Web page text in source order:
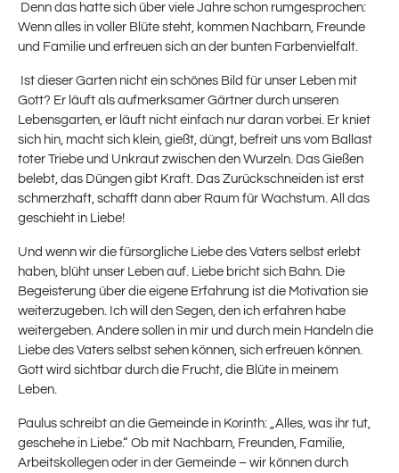
Denn das hatte sich über viele Jahre schon rumgesprochen:
Wenn alles in voller Blüte steht, kommen Nachbarn, Freunde
und Familie und erfreuen sich an der bunten Farbenvielfalt.
Ist dieser Garten nicht ein schönes Bild für unser Leben mit
Gott? Er läuft als aufmerksamer Gärtner durch unseren
Lebensgarten, er läuft nicht einfach nur daran vorbei. Er kniet
sich hin, macht sich klein, gießt, düngt, befreit uns vom Ballast
toter Triebe und Unkraut zwischen den Wurzeln. Das Gießen
belebt, das Düngen gibt Kraft. Das Zurückschneiden ist erst
schmerzhaft, schafft dann aber Raum für Wachstum. All das
geschieht in Liebe!
Und wenn wir die fürsorgliche Liebe des Vaters selbst erlebt
haben, blüht unser Leben auf. Liebe bricht sich Bahn. Die
Begeisterung über die eigene Erfahrung ist die Motivation sie
weiterzugeben. Ich will den Segen, den ich erfahren habe
weitergeben. Andere sollen in mir und durch mein Handeln die
Liebe des Vaters selbst sehen können, sich erfreuen können.
Gott wird sichtbar durch die Frucht, die Blüte in meinem
Leben.
Paulus schreibt an die Gemeinde in Korinth: „Alles, was ihr tut,
geschehe in Liebe.“ Ob mit Nachbarn, Freunden, Familie,
Arbeitskollegen oder in der Gemeinde – wir können durch